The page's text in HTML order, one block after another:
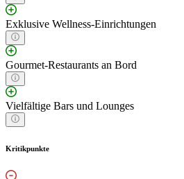
Exklusive Wellness-Einrichtungen
Gourmet-Restaurants an Bord
Vielfältige Bars und Lounges
Kritikpunkte